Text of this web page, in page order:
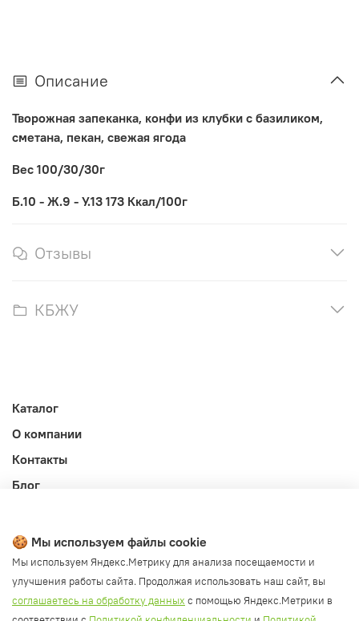
Описание
Творожная запеканка, конфи из клубки с базиликом,
сметана, пекан, свежая ягода
Вес 100/30/30г
Б.10 - Ж.9 - У.13 173 Ккал/100г
Отзывы
КБЖУ
Каталог
О компании
Контакты
Блог
Публичная оферта
Политика конфиденциальности и обработки ПД
Согласие на обработку ПД
Согласие на рассылку
🍪 Мы используем файлы cookie
Мы используем Яндекс.Метрику для анализа посещаемости и
улучшения работы сайта. Продолжая использовать наш сайт, вы
соглашаетесь на обработку данных с помощью Яндекс.Метрики в